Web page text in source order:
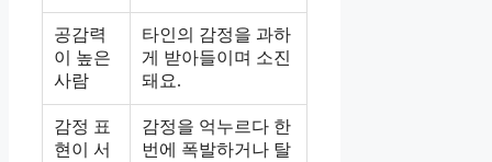
공감력
이 높은
사람
타인의 감정을 과하
게 받아들이며 소진
돼요.
감정 표
현이 서
감정을 억누르다 한
번에 폭발하거나 탈